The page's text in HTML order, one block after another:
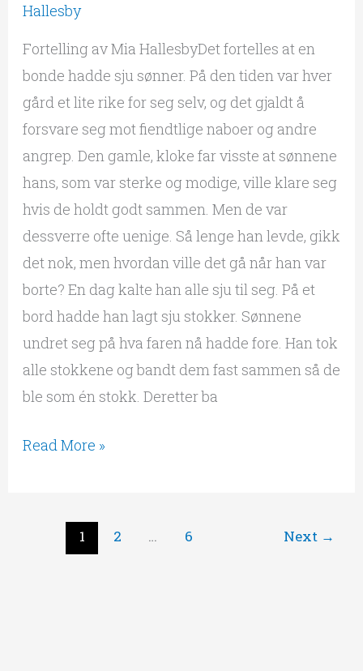
Hallesby
Fortelling av Mia HallesbyDet fortelles at en
bonde hadde sju sønner. På den tiden var hver
gård et lite rike for seg selv, og det gjaldt å
forsvare seg mot fiendtlige naboer og andre
angrep. Den gamle, kloke far visste at sønnene
hans, som var sterke og modige, ville klare seg
hvis de holdt godt sammen. Men de var
dessverre ofte uenige. Så lenge han levde, gikk
det nok, men hvordan ville det gå når han var
borte? En dag kalte han alle sju til seg. På et
bord hadde han lagt sju stokker. Sønnene
undret seg på hva faren nå hadde fore. Han tok
alle stokkene og bandt dem fast sammen så de
ble som én stokk. Deretter ba
samfunn»
Read More »
1 2 … 6 Next →